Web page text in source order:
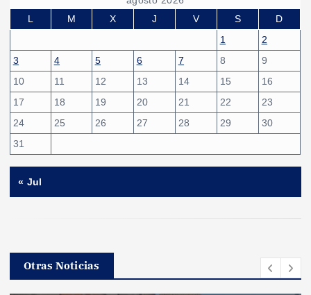
L
M X J V S
D
1
2
3
4 5 6 7 8
9
10
11 12 13 14 15
16
17
18 19 20 21 22
23
24
25 26 27 28 29
30
31
« Jul
Otras Noticias